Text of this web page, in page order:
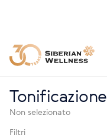
Tonificazione
Non selezionato
Filtri